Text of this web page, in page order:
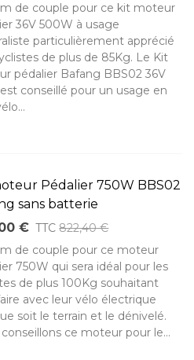
de couple pour ce kit moteur
36V 500W à usage
particulièrement apprécié
de plus de 85Kg. Le Kit
pédalier Bafang BBS02 36V
est conseillé pour un usage en
Pédalier 750W BBS02
sans batterie
€ TTC 822,40 €
de couple pour ce moteur
750W qui sera idéal pour les
de plus 100Kg souhaitant
avec leur vélo électrique
soit le terrain et le dénivelé.
ce moteur pour le...